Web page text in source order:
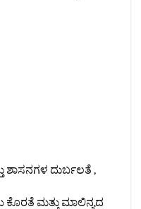
ಶಾಸನಗಳ ದುರ್ಬಲತೆ ,
ಕೊರತೆ ಮತ್ತು ಮಾಲಿನ್ಯದ